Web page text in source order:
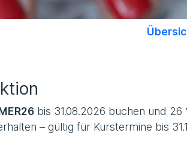
bis 31.08.2026 buchen und 26
– gültig für Kurstermine bis